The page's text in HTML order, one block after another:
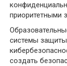
приоритетными
системы
создать